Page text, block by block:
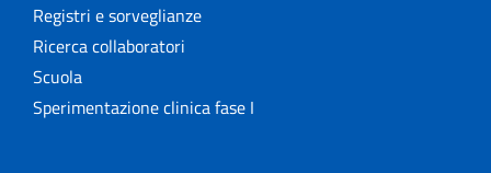
Registri e sorveglianze
Ricerca collaboratori
Scuola
Sperimentazione clinica fase I